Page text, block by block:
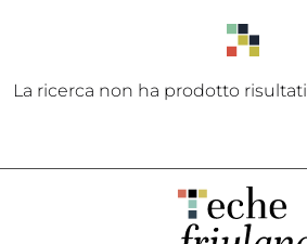
La ricerca non ha prodotto risultati